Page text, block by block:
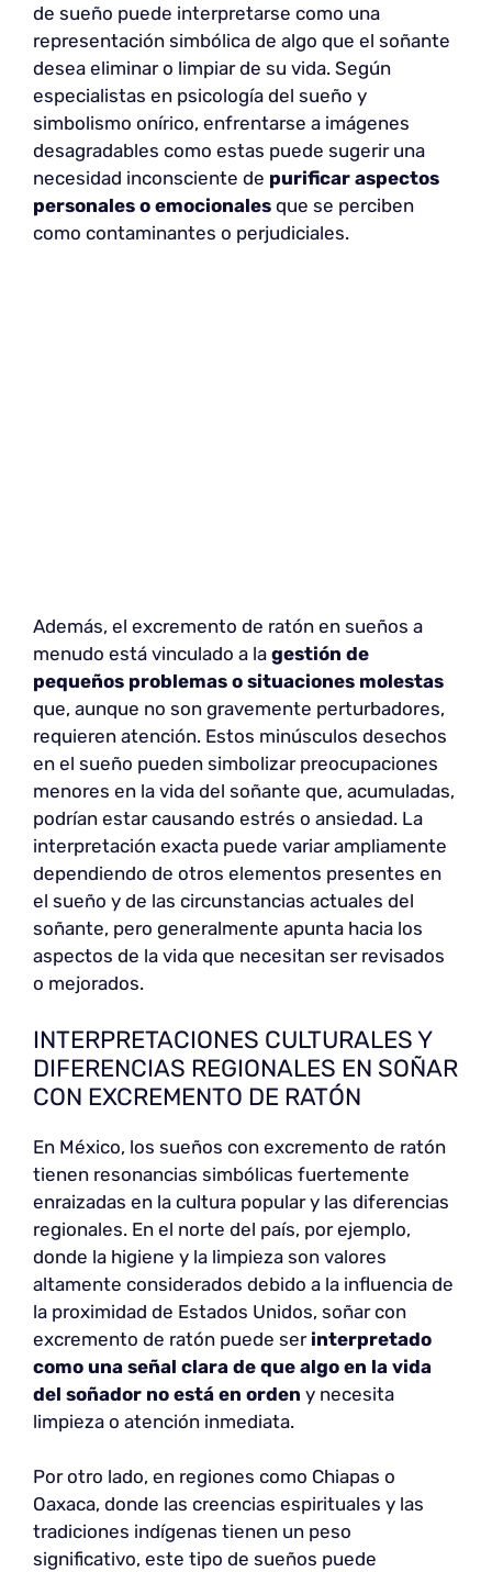
de sueño puede interpretarse como una
representación simbólica de algo que el soñante
desea eliminar o limpiar de su vida. Según
especialistas en psicología del sueño y
simbolismo onírico, enfrentarse a imágenes
desagradables como estas puede sugerir una
necesidad inconsciente de purificar aspectos
personales o emocionales que se perciben
como contaminantes o perjudiciales.
Además, el excremento de ratón en sueños a
menudo está vinculado a la gestión de
pequeños problemas o situaciones molestas
que, aunque no son gravemente perturbadores,
requieren atención. Estos minúsculos desechos
en el sueño pueden simbolizar preocupaciones
menores en la vida del soñante que, acumuladas,
podrían estar causando estrés o ansiedad. La
interpretación exacta puede variar ampliamente
dependiendo de otros elementos presentes en
el sueño y de las circunstancias actuales del
soñante, pero generalmente apunta hacia los
aspectos de la vida que necesitan ser revisados
o mejorados.
INTERPRETACIONES CULTURALES Y
DIFERENCIAS REGIONALES EN SOÑAR
CON EXCREMENTO DE RATÓN
En México, los sueños con excremento de ratón
tienen resonancias simbólicas fuertemente
enraizadas en la cultura popular y las diferencias
regionales. En el norte del país, por ejemplo,
donde la higiene y la limpieza son valores
altamente considerados debido a la influencia de
la proximidad de Estados Unidos, soñar con
excremento de ratón puede ser interpretado
como una señal clara de que algo en la vida
del soñador no está en orden y necesita
limpieza o atención inmediata.
Por otro lado, en regiones como Chiapas o
Oaxaca, donde las creencias espirituales y las
tradiciones indígenas tienen un peso
significativo, este tipo de sueños puede